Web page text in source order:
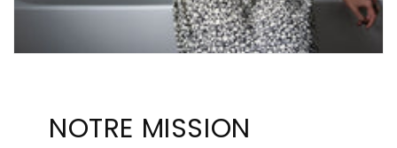
NOTRE MISSION